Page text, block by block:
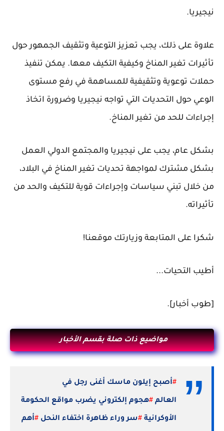
نيجيريا.
علاوة على ذلك، يجب تعزيز التوعية وتثقيف الجمهور حول
تأثيرات تغير المناخ وكيفية التكيف معها. يمكن تنفيذ
حملات توعوية وتثقيفية للمساهمة في رفع مستوى
الوعي حول التحديات التي تواجه نيجيريا وضرورة اتخاذ
إجراءات للحد من تغير المناخ.
بشكل عام، يجب على نيجيريا والمجتمع الدولي العمل
بشكل مشترك لمواجهة تحديات تغير المناخ في البلاد،
من خلال تبني سياسات وإجراءات قوية للتكيف والحد من
تأثيراته.
شكرا على المتابعة وزيارتك موقعنا!
أطيب التحيات...
[طوب أخبار].
مواضيع ذات صلة بقسم الأخبار
#أصبح إيلون ماسك أغنى رجل في
العالم #هجوم إلكتروني يضرب مواقع الحكومة
الأوكرانية #سر وراء ظاهرة اختفاء النحل #أهم